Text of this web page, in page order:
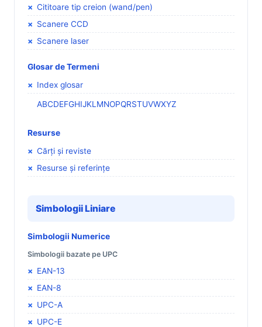
Cititoare tip creion (wand/pen)
Scanere CCD
Scanere laser
Glosar de Termeni
Index glosar
ABCDEFGHIJKL MNOPQRSTUVWXYZ
Resurse
Cărți și reviste
Resurse și referințe
Simbologii Liniare
Simbologii Numerice
Simbologii bazate pe UPC
EAN-13
EAN-8
UPC-A
UPC-E